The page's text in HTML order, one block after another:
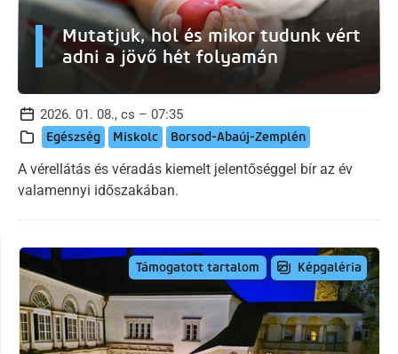
Mutatjuk, hol és mikor tudunk vért
adni a jövő hét folyamán
2026. 01. 08., cs – 07:35
Egészség Miskolc Borsod-Abaúj-Zemplén
A vérellátás és véradás kiemelt jelentőséggel bír az év
valamennyi időszakában.
Támogatott tartalom Képgaléria